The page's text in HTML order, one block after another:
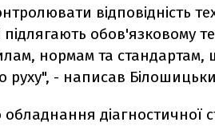
відповідність
підлягають обов'язковому
нормам та стандартам,
руху", - написав
діагностичної